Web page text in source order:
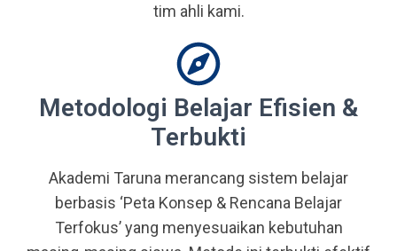
tim ahli kami.
Metodologi Belajar Efisien &
Terbukti
Akademi Taruna merancang sistem belajar
berbasis ‘Peta Konsep & Rencana Belajar
Terfokus’ yang menyesuaikan kebutuhan